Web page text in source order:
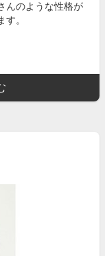
んのような性格が
。